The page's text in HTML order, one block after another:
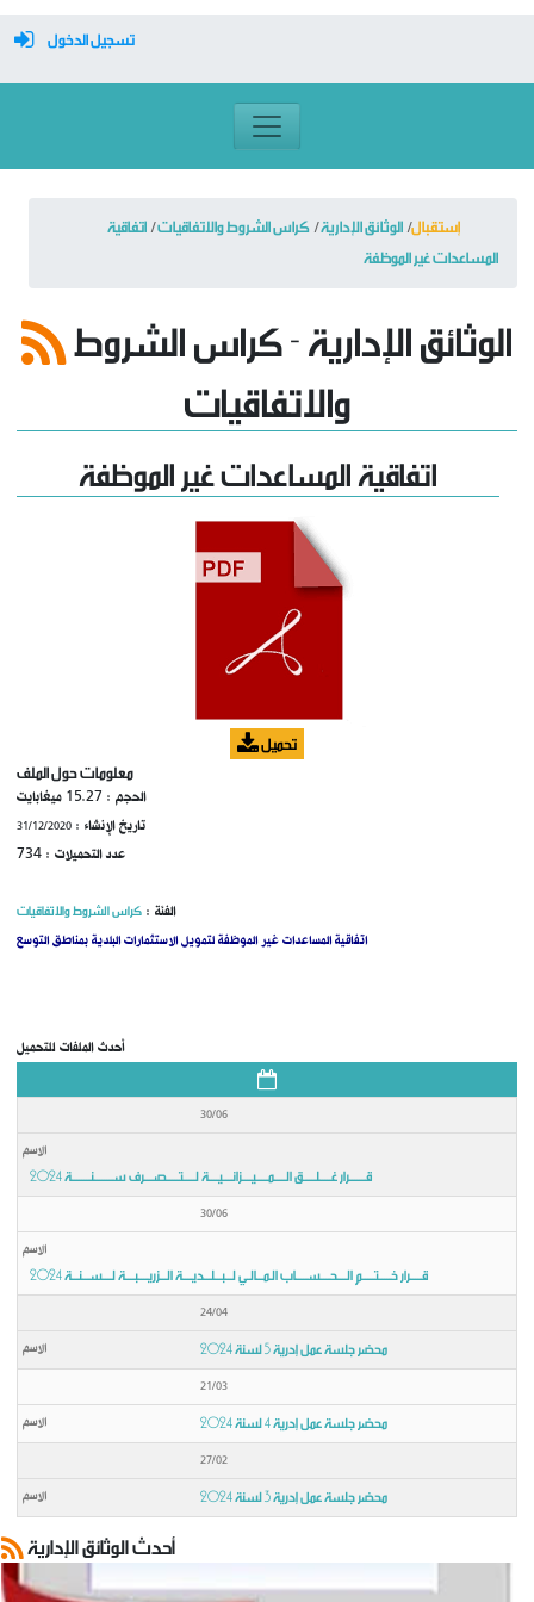
تسجيل الدخول
معرف تسجيل الدخول
تسجيل الدخول
التسجيل
نسيت كلمة المرور
إستقبال الوثائق الإدارية كراس الشروط والاتفاقيات اتفاقية
المساعدات غير الموظفة
والاتفاقيات
اتفاقية المساعدات غير الموظفة
تحميل
معلومات حول الملف
الحجم : 15.27 ميغابايت
تاريخ الإنشاء :31/12/2020
عدد التحميلات :734
الفئة :كراس الشروط والاتفاقيات
اتفاقية المساعدات غير الموظفة لتمويل الاستثمارات البلدية بمناطق التوسع
أحدث الملفات للتحميل
30/06
قـــــــرار غـــــلـــــق الـــــمـــــيــــزانــــيــــة لـــــتـــــصــــرف ســــــــنــــــــة 2024
30/06
قـــــرار خـــــتـــــم الــــحــــســـــاب الـمـــالـي لـــبـــلـــديــــة الـــزريــــبــــة لــــســـنـــة 2024
24/04
محضر جلسة عمل إدرية 5 لسنة 2024
21/03
محضر جلسة عمل إدرية 4 لسنة 2024
27/02
محضر جلسة عمل إدرية 3 لسنة 2024
أحدث الوثائق الإدارية
وضع بتاريخ: 29/01
وضع بتاريخ: 12/01
محضر جلسة عمل إدرية 6